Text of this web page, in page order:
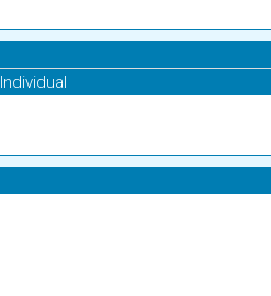
Individual